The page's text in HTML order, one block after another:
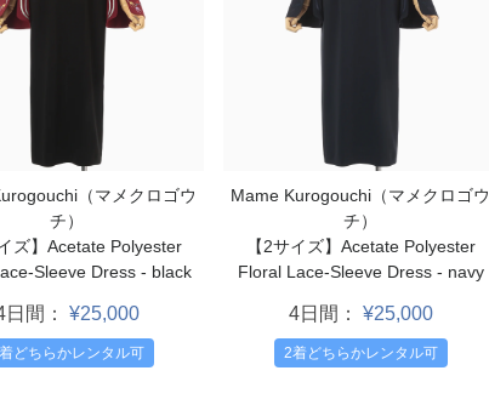
（マメクロゴウ
チ）
ズ】Acetate Polyester
Sleeve Dress - black
日間： ¥25,000
どちらかレンタル可
Mame Kurogouchi（マメクロゴウ
チ）
【2サイズ】Acetate Polyester
Floral Lace-Sleeve Dress - navy
4日間： ¥25,000
2着どちらかレンタル可